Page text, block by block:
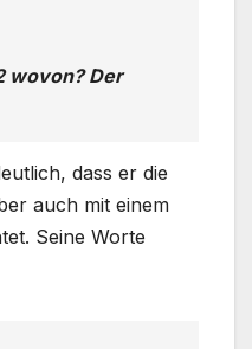
wovon? Der
dass er die
auch mit einem
Seine Worte